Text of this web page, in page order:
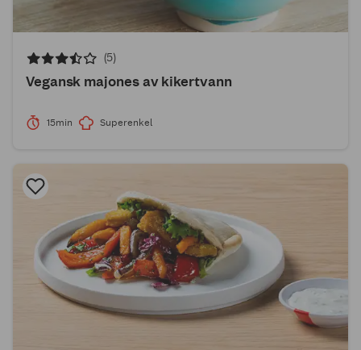
(5)
Vegansk majones av kikertvann
15min Superenkel